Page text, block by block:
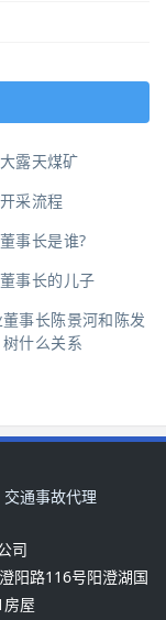
露天煤矿
采流程
事长是谁?
事长的儿子
事长陈景河和陈发
树什么关系
交通事故代理
司
阳路116号阳澄湖国
屋